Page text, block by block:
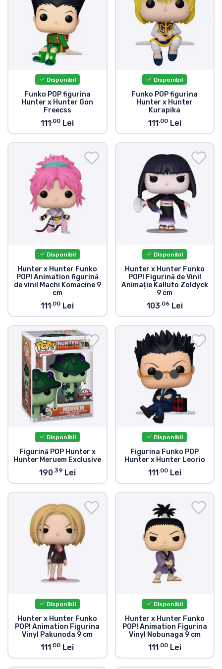
Disponibil
Funko POP figurina
Hunter x Hunter Gon
Freecss
111.00 Lei
Disponibil
Funko POP figurina
Hunter x Hunter
Kurapika
111.00Lei
Disponibil
Hunter x Hunter Funko
POP! Animation figurină
de vinil Machi Komacine 9
cm
111.00 Lei
Disponibil
Hunter x Hunter Funko
POP! Figurină de Vinil
Animație Kalluto Zoldyck
9 cm
103.06Lei
Disponibil
Figurină POP Hunter x
Hunter Meruem Exclusive
190.39Lei
Disponibil
Figurina Funko POP
Hunter x Hunter Leorio
111.00Lei
Disponibil
Hunter x Hunter Funko
POP! Animation Figurina
Vinyl Pakunoda 9 cm
111.00 Lei
Disponibil
Hunter x Hunter Funko
POP! Animation Figurina
Vinyl Nobunaga 9 cm
111.00Lei
Tipuri de produse
Mărci